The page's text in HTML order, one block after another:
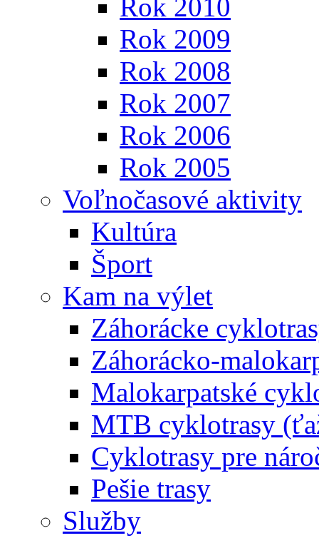
Rok 2010
Rok 2009
Rok 2008
Rok 2007
Rok 2006
Rok 2005
Voľnočasové aktivity
Kultúra
Šport
Kam na výlet
Záhorácke
Záhorácko-
Malokarpatské
MTB cyklotrasy
Cyklotrasy pre
Pešie trasy
Služby